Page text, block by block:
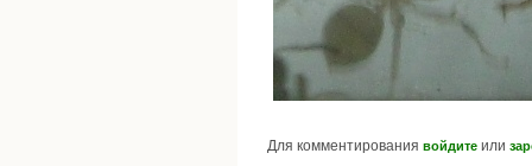
Для комментирования войдите или